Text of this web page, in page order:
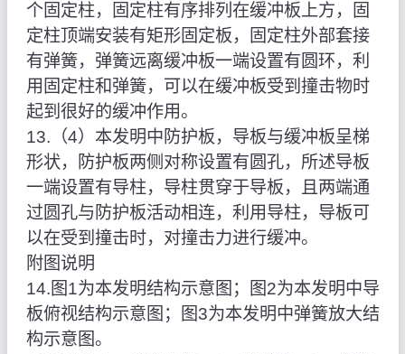
个固定柱，固定柱有序排列在缓冲板上方，固
定柱顶端安装有矩形固定板，固定柱外部套接
有弹簧，弹簧远离缓冲板一端设置有圆环，利
用固定柱和弹簧，可以在缓冲板受到撞击物时
起到很好的缓冲作用。
13.（4）本发明中防护板，导板与缓冲板呈梯
形状，防护板两侧对称设置有圆孔，所述导板
一端设置有导柱，导柱贯穿于导板，且两端通
过圆孔与防护板活动相连，利用导柱，导板可
以在受到撞击时，对撞击力进行缓冲。
附图说明
14.图1为本发明结构示意图；图2为本发明中导
板俯视结构示意图；图3为本发明中弹簧放大结
构示意图。